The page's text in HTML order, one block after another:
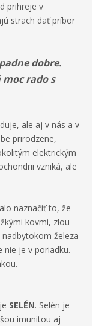
prihreje v
strach dať príbor
dobre.
rado s
ale aj v nás a v
prirodzene,
elektrickým
vzniká, ale
naznačiť to, že
kovmi, zlou
železa
nie je v poriadku.
SELÉN. Selén je
imunitou aj